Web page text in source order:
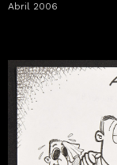
Abril 2006